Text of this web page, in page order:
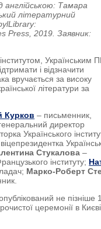
англійською: Тамара
літературний
Library:
Press, 2019. Заявник:
Українським
і відзначити
вручається за високу
літератури за
Курков – письменник,
директор
Українського
Стукалова –
інституту;
Марко-Роберт
не пізніше
церемонії в